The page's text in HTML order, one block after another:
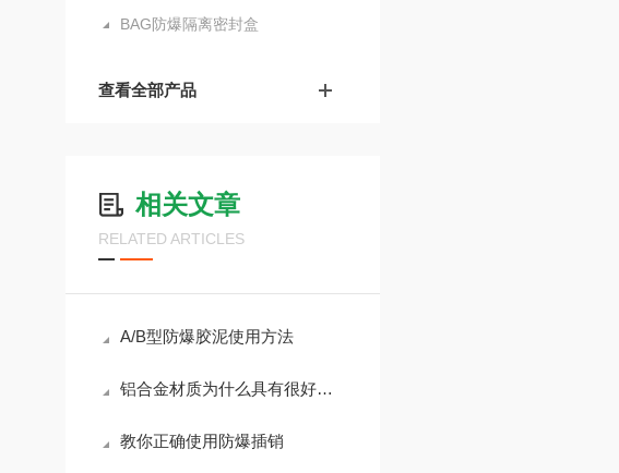
BAG防爆隔离密封盒
查看全部产品
相关文章
RELATED ARTICLES
A/B型防爆胶泥使用方法
铝合金材质为什么具有很好的抑爆性能
教你正确使用防爆插销